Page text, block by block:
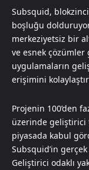
Subsquid,
boşluğu
merkeziyetsiz bir
ve esnek çözümler
uygulamaların
erişimini
Projenin 100’den
üzerinde geliştirici
piyasada kabul
Subsquid’in
Geliştirici odaklı